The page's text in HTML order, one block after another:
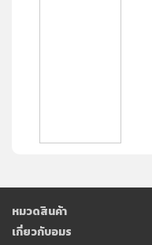
หมวดสินค้า
เกี่ยวกับอมร